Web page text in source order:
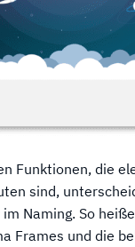
Funktionen, die
sind,
Naming. So
Frames und die